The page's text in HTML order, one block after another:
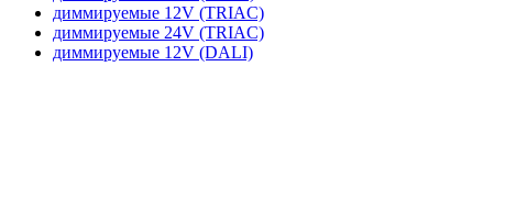
диммируемые 12V (TRIAC)
диммируемые 24V (TRIAC)
диммируемые 12V (DALI)